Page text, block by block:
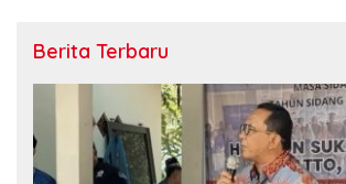
Berita Terbaru